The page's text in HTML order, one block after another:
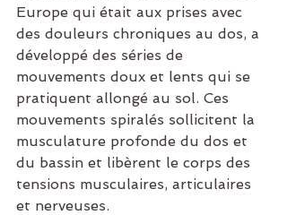
Europe qui était aux prises avec
des douleurs chroniques au dos, a
développé des séries de
mouvements doux et lents qui se
pratiquent allongé au sol. Ces
mouvements spiralés sollicitent la
musculature profonde du dos et
du bassin et libèrent le corps des
tensions musculaires, articulaires
et nerveuses.